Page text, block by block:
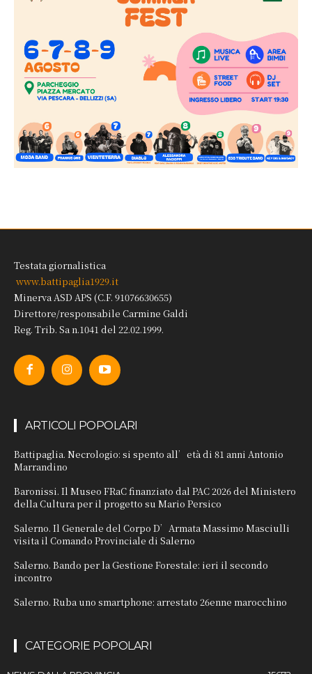
Testata giornalistica
www.battipaglia1929.it
Minerva ASD APS (C.F. 91076630655)
Direttore/responsabile Carmine Galdi
Reg. Trib. Sa n.1041 del 22.02.1999.
ARTICOLI POPOLARI
Battipaglia. Necrologio: si spento all’età di 81 anni Antonio
Marrandino
Baronissi. Il Museo FRaC finanziato dal PAC 2026 del Ministero
della Cultura per il progetto su Mario Persico
Salerno. Il Generale del Corpo D’Armata Massimo Masciulli
visita il Comando Provinciale di Salerno
Salerno. Bando per la Gestione Forestale: ieri il secondo
incontro
Salerno. Ruba uno smartphone: arrestato 26enne marocchino
CATEGORIE POPOLARI